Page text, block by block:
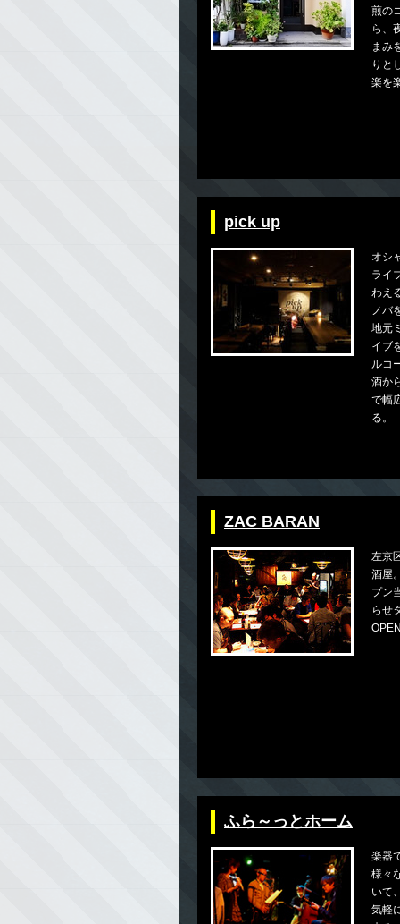
煎の
ら、
まみ
りと
楽を
pick up
オシ
ライ
わえ
ノバ
地元
イブ
ルコ
酒か
で幅
る。
ZAC BARAN
左京
酒屋
プン
らせ
ふら～っとホーム
楽器
様々
いて
気軽